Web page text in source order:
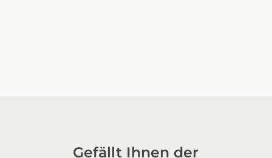
Gefällt Ihnen der